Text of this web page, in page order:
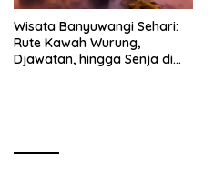
Wisata Banyuwangi Sehari:
Rute Kawah Wurung,
Djawatan, hingga Senja di